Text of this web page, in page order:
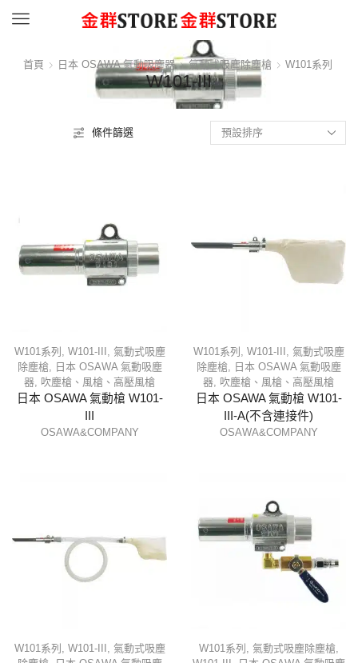
Menu
首頁 日本 OSAWA 氣動吸塵器 氣動式吸塵除塵槍 W101系列
W101-III
條件篩選
W101系列 , W101-III , 氣動式吸塵
除塵槍, 日本 OSAWA 氣動吸塵
器, 吹塵槍、風槍、高壓風槍
日本 OSAWA 氣動槍 W101-
OSAWA&COMPANY
W101系列 , W101-III , 氣動式吸塵
除塵槍, 日本 OSAWA 氣動吸塵
器, 吹塵槍、風槍、高壓風槍
日本 OSAWA 氣動槍 W101-
III-A(不含連接件)
OSAWA&COMPANY
W101系列 , W101-III , 氣動式吸塵
W101系列 , 氣動式吸塵除塵槍,